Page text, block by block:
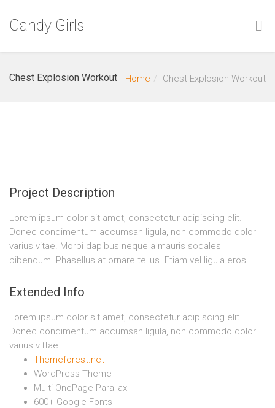
Candy Girls
Chest Explosion Workout Home Chest Explosion Workout
Project Description
Lorem ipsum dolor sit amet, consectetur adipiscing elit.
Donec condimentum accumsan ligula, non commodo dolor
varius vitae. Morbi dapibus neque a mauris sodales
bibendum. Phasellus at ornare tellus. Etiam vel ligula eros.
Extended Info
Lorem ipsum dolor sit amet, consectetur adipiscing elit.
Donec condimentum accumsan ligula, non commodo dolor
varius viftae.
Themeforest.net
WordPress Theme
Multi OnePage Parallax
600+ Google Fonts